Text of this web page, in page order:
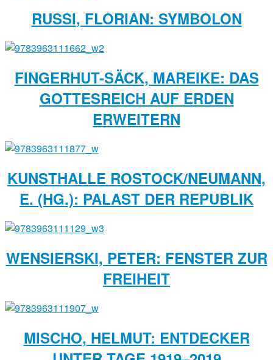
RUSSI, FLORIAN: SYMBOLON
FINGERHUT-SÄCK, MAREIKE: DAS
GOTTESREICH AUF ERDEN
ERWEITERN
KUNSTHALLE ROSTOCK/NEUMANN,
E. (HG.): PALAST DER REPUBLIK
WENSIERSKI, PETER: FENSTER ZUR
FREIHEIT
MISCHO, HELMUT: ENTDECKER